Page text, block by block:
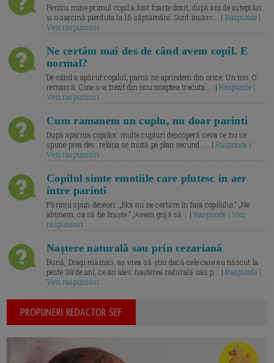
Pentru mine primul copil a fost foarte dorit, după ani de așteptări
și o sarcină pierduta la 16 săptămâni. Sunt însărc... | Raspunde |
Vezi raspunsuri
Ne certăm mai des de când avem copil. E
normal?
De când a apărut copilul, parcă ne aprindem din orice. Un ton. O
remarcă. Cine s-a trezit din nou noaptea trecuta.... |Raspunde |
Vezi raspunsuri
Cum ramanem un cuplu, nu doar parinti
După apariția copiilor, multe cupluri descoperă ceva ce nu se
spune prea des: relația se mută pe plan secund. ... |Raspunde |
Vezi raspunsuri
Copilul simte emotiile care plutesc in aer
intre parinti
Părinții spun deseori: „Noi nu ne certăm în fața copilului.” „Ne
abținem, ca să fie liniște.” „Avem grijă să... | Raspunde | Vezi
raspunsuri
Naștere naturală sau prin cezariană
Bună, Dragi mămici, aș vrea să știu dacă cele care au născut la
peste 38 de ani, ce ați ales: nașterea naturală sau p... |Raspunde |
Vezi raspunsuri
PROPUNERI REDACTOR SEF